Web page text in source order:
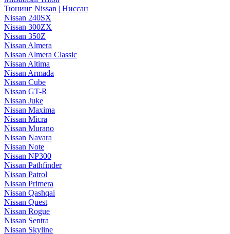
Тюнинг Nissan | Ниссан
Nissan 240SX
Nissan 300ZX
Nissan 350Z
Nissan Almera
Nissan Almera Classic
Nissan Altima
Nissan Armada
Nissan Cube
Nissan GT-R
Nissan Juke
Nissan Maxima
Nissan Micra
Nissan Murano
Nissan Navara
Nissan Note
Nissan NP300
Nissan Pathfinder
Nissan Patrol
Nissan Primera
Nissan Qashqai
Nissan Quest
Nissan Rogue
Nissan Sentra
Nissan Skyline